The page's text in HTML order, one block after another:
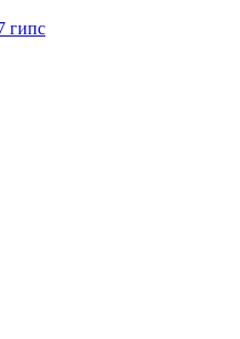
гипс